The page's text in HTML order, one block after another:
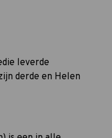
leverde
derde en Helen